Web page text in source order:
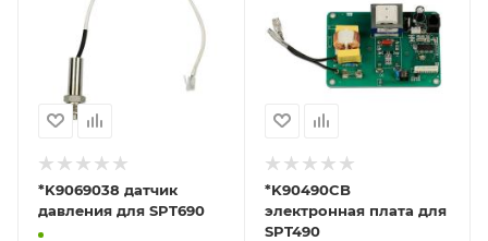
*K9069038 датчик
давления для SPT690
*K90490CB
электронная плата для
SPT490